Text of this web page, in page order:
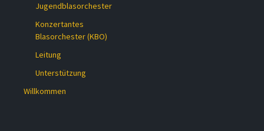
Jugendblasorchester
Konzertantes
Blasorchester (KBO)
Leitung
Unterstützung
Willkommen